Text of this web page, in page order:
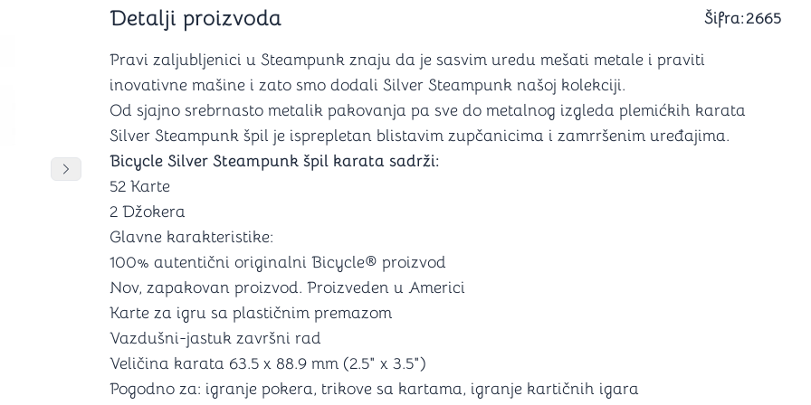
Šah
Domine
Backgammon (Tavla)
Kutijice
Mozgalice
Hanayama
Kocke
Ostale mozgalice
Stripovi
Pomeranje sadržaja slajdera u desno
Detalji proizvoda Šifra:2665
Pravi zaljubljenici u Steampunk znaju da je sasvim uredu mešati metale i praviti
inovativne mašine i zato smo dodali Silver Steampunk našoj kolekciji.
Od sjajno srebrnasto metalik pakovanja pa sve do metalnog izgleda plemićkih karata
Silver Steampunk špil je isprepletan blistavim zupčanicima i zamrršenim uređajima.
Bicycle Silver Steampunk špil karata sadrži:
52 Karte
2 Džokera
Glavne karakteristike:
100% autentični originalni Bicycle® proizvod
Nov, zapakovan proizvod. Proizveden u Americi
Karte za igru sa plastičnim premazom
Vazdušni-jastuk završni rad
Veličina karata 63.5 x 88.9 mm (2.5" x 3.5")
Pogodno za: igranje pokera, trikove sa kartama, igranje kartičnih igara